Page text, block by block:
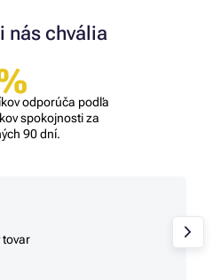
nás chvália
odporúča podľa
spokojnosti za
90 dní.
tovar